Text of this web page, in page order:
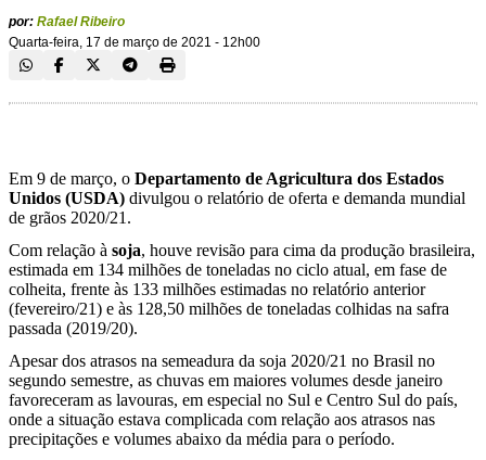
por: Rafael Ribeiro
Quarta-feira, 17 de março de 2021 - 12h00
Em 9 de março, o Departamento de Agricultura dos Estados
Unidos (USDA) divulgou o relatório de oferta e demanda mundial
de grãos 2020/21.
Com relação à soja, houve revisão para cima da produção brasileira,
estimada em 134 milhões de toneladas no ciclo atual, em fase de
colheita, frente às 133 milhões estimadas no relatório anterior
(fevereiro/21) e às 128,50 milhões de toneladas colhidas na safra
passada (2019/20).
Apesar dos atrasos na semeadura da soja 2020/21 no Brasil no
segundo semestre, as chuvas em maiores volumes desde janeiro
favoreceram as lavouras, em especial no Sul e Centro Sul do país,
onde a situação estava complicada com relação aos atrasos nas
precipitações e volumes abaixo da média para o período.